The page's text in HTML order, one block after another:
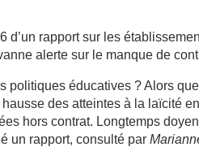
d’un rapport sur les
alerte sur le manque de
politiques éducatives ? Alors
des atteintes à la laïcité
hors contrat. Longtemps
un rapport, consulté par